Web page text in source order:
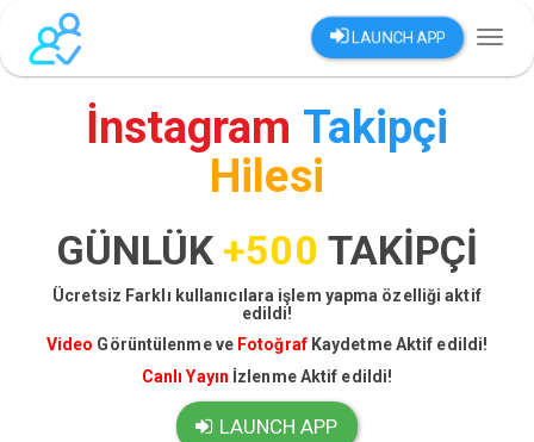
LAUNCH APP
İnstagram Takipçi
Hilesi
GÜNLÜK +500 TAKİPÇİ
Ücretsiz Farklı kullanıcılara işlem yapma özelliği aktif
edildi!
Video Görüntülenme ve Fotoğraf Kaydetme Aktif edildi!
Canlı Yayın İzlenme Aktif edildi!
LAUNCH APP